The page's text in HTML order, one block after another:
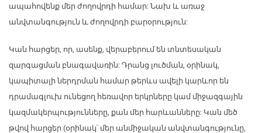
ապահովենք մեր ժողովրդի համար: Նախ և առաջ
անվտանգություն և ժողովրդի բարօրություն:
Կան հարցեր, որ, ասենք, վերաբերում են տնտեսական
զարգացման բնագավառին: Դրանց լուծման, օրինակ,
կապիտալի ներդրման համար թերևս ավելի կարևոր են
դրամագլուխ ունեցող հեռավոր երկրները կամ միջազգային
կազմակերպությունները, քան մեր հարևանները: Կան մեծ
թվով հարցեր (օրինակ՝ մեր անմիջական անվտանգությունը,